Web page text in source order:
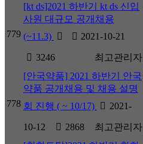
779
[kt ds]2021 하반기 kt ds 신입
사원 대규모 공개채용
(~11.3)
2021-10-21
3246 최고관리자
778
[안국약품] 2021 하반기 안국
약품 공개채용 및 채용 설명
회 진행 ( ~ 10/17)
2021-
10-12 2868 최고관리자